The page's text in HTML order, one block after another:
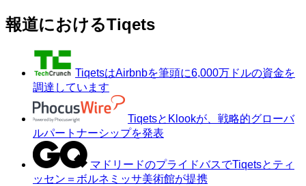
報道におけるTiqets
TiqetsはAirbnbを筆頭に6,000万ドルの資金を
調達しています
TiqetsとKlookが、戦略的グローバ
ルパートナーシップを発表
マドリードのプライドバスでTiqetsとティ
ッセン＝ボルネミッサ美術館が提携